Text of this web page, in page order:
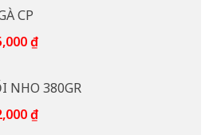
₫.
CP
₫.
₫Giá
là:
85,000 ₫.
NHO 380GR
₫Giá